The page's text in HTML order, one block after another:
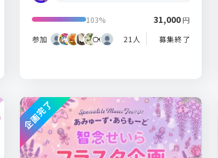
103% 31,000円
参加
21人 募集終了
企画完了